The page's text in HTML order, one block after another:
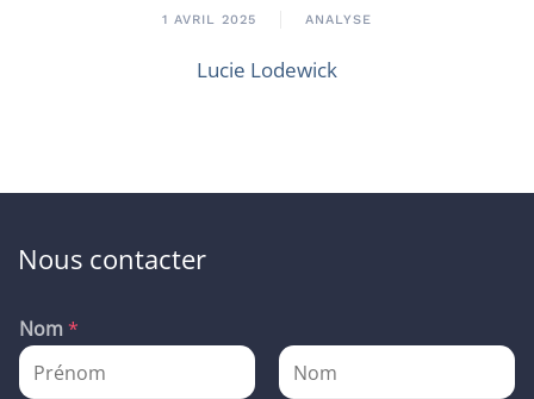
1 AVRIL 2025 ANALYSE
Lucie Lodewick
Nous contacter
Nom*